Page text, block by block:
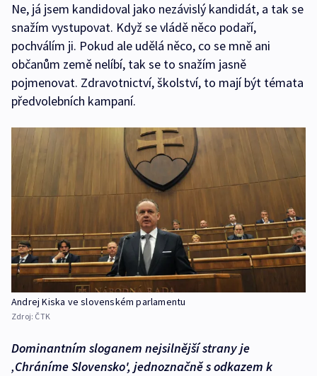
Ne, já jsem kandidoval jako nezávislý kandidát, a tak se
snažím vystupovat. Když se vládě něco podaří,
pochválím ji. Pokud ale udělá něco, co se mně ani
občanům země nelíbí, tak se to snažím jasně
pojmenovat. Zdravotnictví, školství, to mají být témata
předvolebních kampaní.
Andrej Kiska ve slovenském parlamentu
Zdroj: ČTK
Dominantním sloganem nejsilnější strany je
‚Chráníme Slovensko', jednoznačně s odkazem k